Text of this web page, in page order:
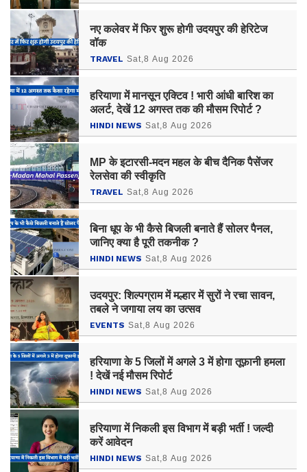
नए कलेवर में फिर शुरू होगी उदयपुर की हेरिटेज
वॉक
TRAVEL Sat,8 Aug 2026
हरियाणा में मानसून एक्टिव ! भारी आंधी बारिश का
अलर्ट, देखें 12 अगस्त तक की मौसम रिपोर्ट ?
HINDI NEWS Sat,8 Aug 2026
MP के इटारसी-मदन महल के बीच दैनिक पैसेंजर
रेलसेवा की स्वीकृति
TRAVEL Sat,8 Aug 2026
बिना धूप के भी कैसे बिजली बनाते हैं सोलर पैनल,
जानिए क्या है पूरी तकनीक ?
HINDI NEWS Sat,8 Aug 2026
उदयपुर: शिल्पग्राम में मल्हार में सुरों ने रचा सावन,
तबले ने जगाया लय का उत्सव
EVENTS Sat,8 Aug 2026
हरियाणा के 5 जिलों में अगले 3 में होगा तूफ़ानी हमला
! देखें नई मौसम रिपोर्ट
HINDI NEWS Sat,8 Aug 2026
हरियाणा में निकली इस विभाग में बड़ी भर्ती ! जल्दी
करें आवेदन
HINDI NEWS Sat,8 Aug 2026